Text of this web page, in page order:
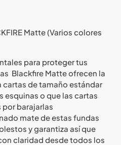
Matte (Varios colores
para proteger tus
Blackfire Matte ofrecen la
de tamaño estándar
esquinas o que las cartas
por barajarlas
mate de estas fundas
y garantiza así que
claridad desde todos los